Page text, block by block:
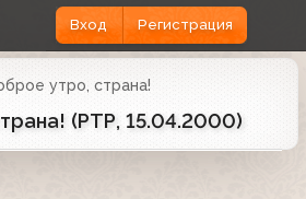
Вход Регистрация
утро, страна!
(РТР, 15.04.2000)